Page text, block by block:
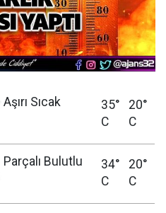
Aşırı Sıcak
35°
C
20°
C
Parçalı Bulutlu
34°
C
20°
C